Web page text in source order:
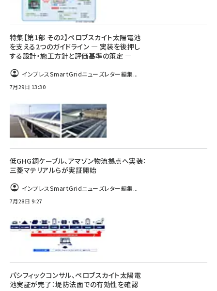
特集【第1部 その2】ペロブスカイト太陽電池
を支える2つのガイドライン ― 実装を後押し
する設計・施工方針と評価基準の策定 ―
インプレスSmartGridニューズレター編集...
7月29日 13:30
低GHG銅ケーブル、アマゾン物流拠点へ実装：
三菱マテリアルらが実証開始
インプレスSmartGridニューズレター編集...
7月28日 9:27
パシフィックコンサル、ペロブスカイト太陽電
池実証が完了：堤防法面での有効性を確認